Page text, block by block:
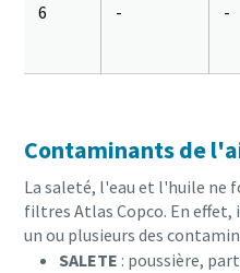
6 - -
Contaminants de
La saleté, l'eau et l'huile ne
filtres Atlas Copco. En
un ou plusieurs des
SALETE : poussière,